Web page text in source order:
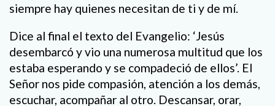
siempre hay quienes necesitan de ti y de mí.
Dice al final el texto del Evangelio: ‘Jesús
desembarcó y vio una numerosa multitud que los
estaba esperando y se compadeció de ellos’. El
Señor nos pide compasión, atención a los demás,
escuchar, acompañar al otro. Descansar, orar,